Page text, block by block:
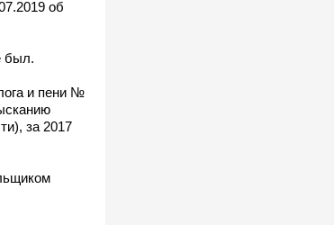
об
был.
и пени №
за 2017